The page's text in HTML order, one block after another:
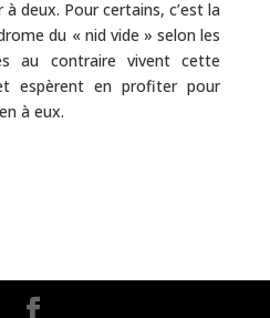
deux. Pour certains, c’est la
du « nid vide » selon les
au contraire vivent cette
espèrent en profiter pour
à eux.